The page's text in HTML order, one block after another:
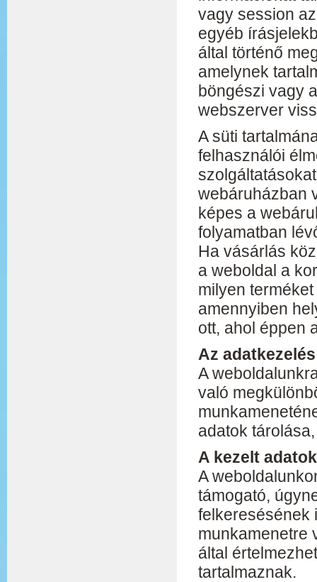
vagy session
egyéb
által történő
amelynek
böngészi vagy
webszerver
A süti
felhasználói
webáruházban
képes a
folyamatban
Ha vásárlás
a weboldal a
milyen
amennyiben
ott, ahol éppen
Az
A
való
adatok
A kezelt
A
támogató,
felkeresésének
munkamenetre
által
tartalmaznak.